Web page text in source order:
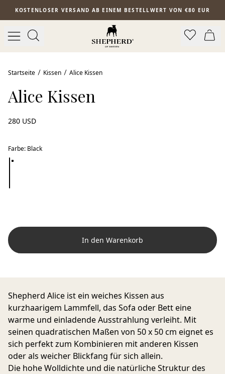
Zum Hauptinhalt springen
KOSTENLOSER VERSAND AB EINEM BESTELLWERT VON €80 EUR
Startseite Kissen Alice Kissen
Alice Kissen
280 USD
Farbe: Black
In den Warenkorb
Shepherd Alice ist ein weiches Kissen aus
kurzhaarigem Lammfell, das Sofa oder Bett eine
warme und einladende Ausstrahlung verleiht. Mit
seinen quadratischen Maßen von 50 x 50 cm eignet es
sich perfekt zum Kombinieren mit anderen Kissen
oder als weicher Blickfang für sich allein.
Die hohe Wolldichte und die natürliche Struktur des